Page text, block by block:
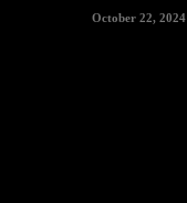
October 22, 2024